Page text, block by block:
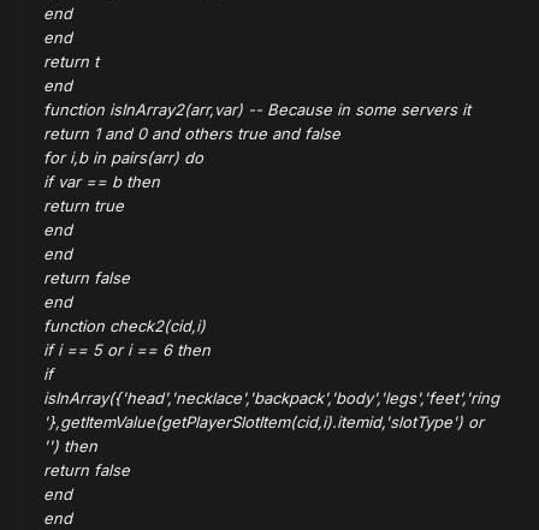
end
end
return t
end
function isInArray2(arr,var) -- Because in some servers it
return 1 and 0 and others true and false
for i,b in pairs(arr) do
if var == b then
return true
end
end
return false
end
function check2(cid,i)
if i == 5 or i == 6 then
if
isInArray({'head','necklace','backpack','body','legs','feet','ring
'},getItemValue(getPlayerSlotItem(cid,i).itemid,'slotType') or
'') then
return false
end
end